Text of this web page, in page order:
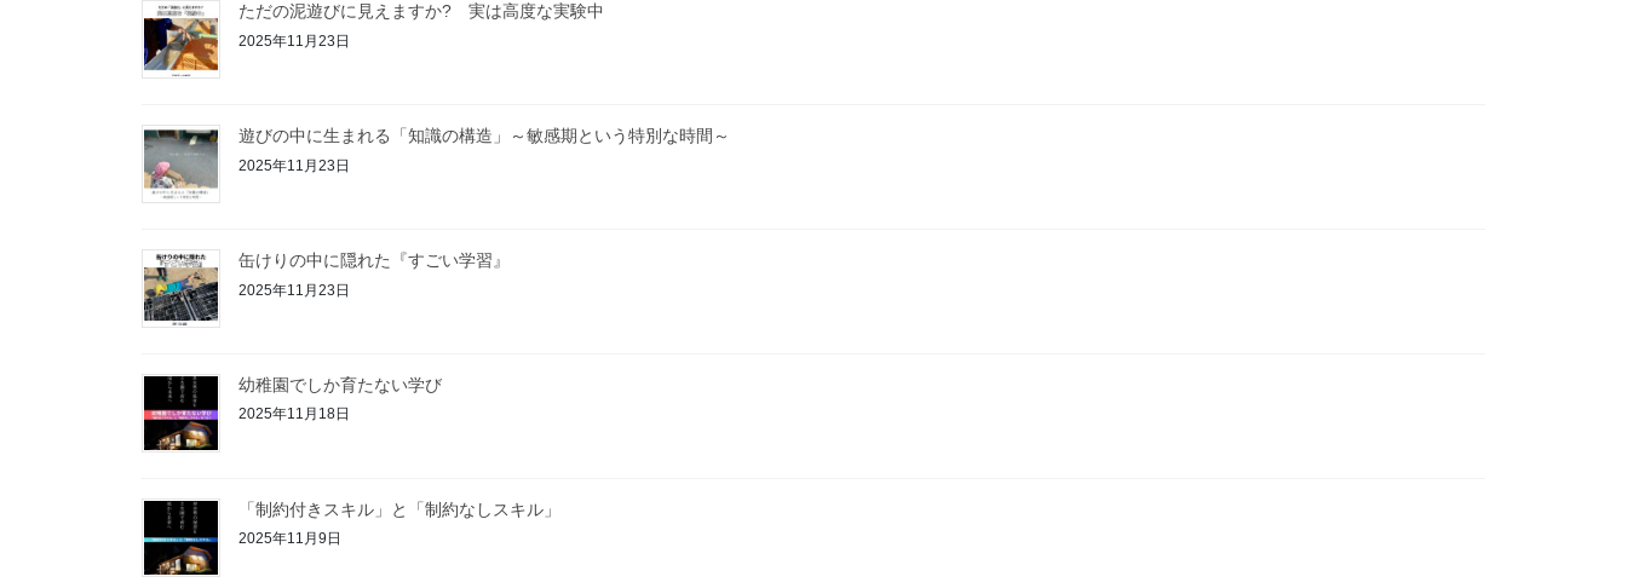
ただの泥遊びに見えますか? 実は高度な実験中
2025年11月23日
遊びの中に生まれる「知識の構造」～敏感期という特別な時間～
2025年11月23日
缶けりの中に隠れた『すごい学習』
2025年11月23日
幼稚園でしか育たない学び
2025年11月18日
「制約付きスキル」と「制約なしスキル」
2025年11月9日